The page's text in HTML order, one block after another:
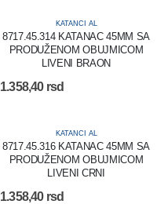
KATANCI AL
8717.45.314 KATANAC 45MM SA
PRODUŽENOM OBUJMICOM
LIVENI BRAON
1.358,40 rsd
KATANCI AL
8717.45.316 KATANAC 45MM SA
PRODUŽENOM OBUJMICOM
LIVENI CRNI
1.358,40 rsd